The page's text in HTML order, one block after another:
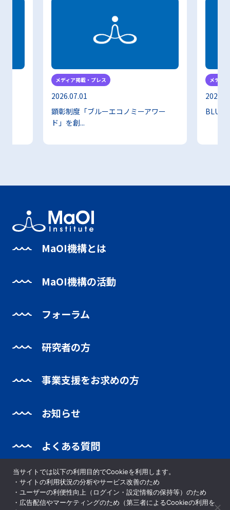
メディア掲載・プレス
2026.07.01
顕彰制度「ブルーエコノミーアワー
ド」を創...
メディ
BLUE
MaOI機構とは
MaOI機構の活動
フォーラム
研究者の方
事業支援をお求めの方
お知らせ
よくある質問
当サイトでは以下の利用目的でCookieを利用します。
・サイトの利用状況の分析やサービス改善のため
・ユーザーの利便性向上（ログイン・設定情報の保持等）のため
・広告配信やマーケティングのため（第三者によるCookieの利用を